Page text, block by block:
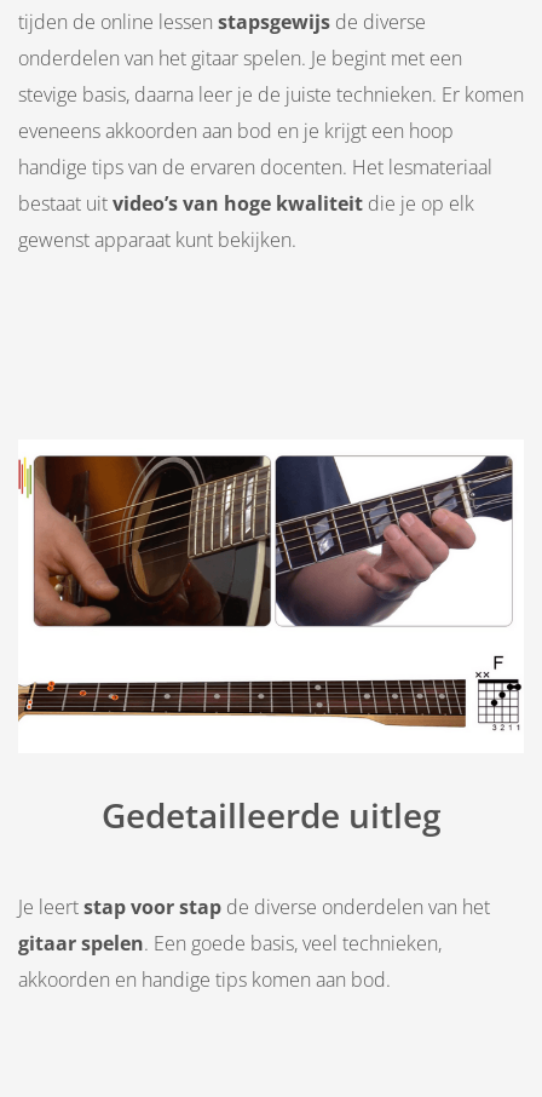
tijden de online lessen stapsgewijs de diverse
onderdelen van het gitaar spelen. Je begint met een
stevige basis, daarna leer je de juiste technieken. Er komen
eveneens akkoorden aan bod en je krijgt een hoop
handige tips van de ervaren docenten. Het lesmateriaal
bestaat uitvideo’s van hoge kwaliteit die je op elk
gewenst apparaat kunt bekijken.
Gedetailleerde uitleg
Je leertstap voor stap de diverse onderdelen van het
gitaar spelen. Een goede basis, veel technieken,
akkoorden en handige tips komen aan bod.